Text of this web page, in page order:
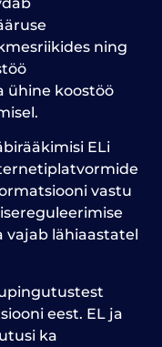
ning
ühine koostöö
ELi
vastu
vajab lähiaastatel
eest. EL ja
ka